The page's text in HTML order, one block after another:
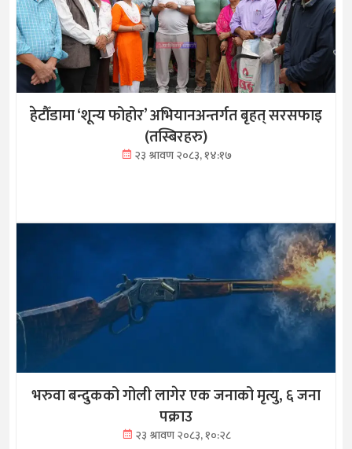
हेटौँडामा ‘शून्य फोहोर’ अभियानअन्तर्गत बृहत् सरसफाइ
(तस्बिरहरु)
२३ श्रावण २०८३, १४:१७
भरुवा बन्दुकको गोली लागेर एक जनाको मृत्यु, ६ जना
पक्राउ
२३ श्रावण २०८३, १०:२८